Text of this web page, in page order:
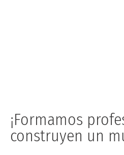
¡Formamos
construyen un